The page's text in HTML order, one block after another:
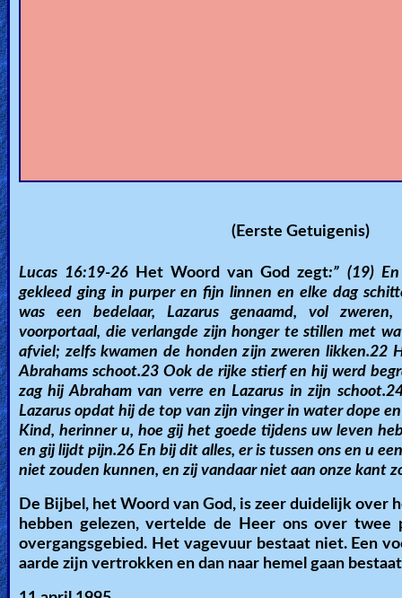
Witch
X-
Muslim
MP3
Bible
🎞
Bible
Movies
🎞
Gospel
Videos
(Eerste Getuigenis)
Lucas 16:19-26 Het Woord van God zegt:” (19)
gekleed ging in purper en fijn linnen en elke dag
was een bedelaar, Lazarus genaamd, vol
voorportaal, die verlangde zijn honger te stillen met
afviel; zelfs kwamen de honden zijn zweren likken.22
Abrahams schoot.23 Ook de rijke stierf en hij werd
zag hij Abraham van verre en Lazarus in zijn
Lazarus opdat hij de top van zijn vinger in water dope
Kind, herinner u, hoe gij het goede tijdens uw leven
en gij lijdt pijn.26 En bij dit alles, er is tussen ons en u
niet zouden kunnen, en zij vandaar niet aan onze kant
De Bijbel, het Woord van God, is zeer duidelijk
hebben gelezen, vertelde de Heer ons over
overgangsgebied. Het vagevuur bestaat niet. Een
aarde zijn vertrokken en dan naar hemel gaan